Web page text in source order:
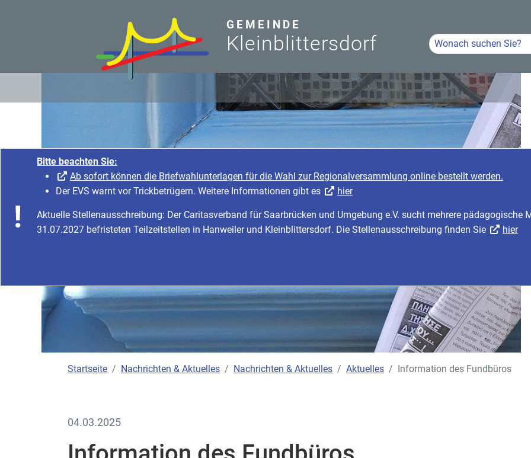
Bitte beachten Sie:
Ab sofort können die Briefwahlunterlagen für die Wahl zur Regionalversammlung online bestellt werden.
Der EVS warnt vor Trickbetrügern. Weitere Informationen gibt es
hier
Aktuelle Stellenausschreibung: Der Caritasverband für Saarbrücken und Umgebung e.V. sucht mehrere
31.07.2027 befristeten Teilzeitstellen in Hanweiler und Kleinblittersdorf. Die Stellenausschreibung finden Sie
hier
GEMEINDE
Kleinblittersdorf Volltextsuche
Hier Suchbegriff
Startseite Nachrichten & Aktuelles Nachrichten & Aktuelles Aktuelles Information des Fundbüros
04.03.2025